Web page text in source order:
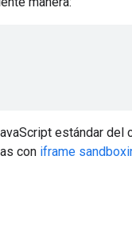
estándar del
con iframe